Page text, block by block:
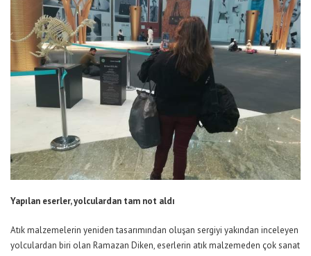
Yapılan eserler, yolculardan tam not aldı
Atık malzemelerin yeniden tasarımından oluşan sergiyi yakından inceleyen
yolculardan biri olan Ramazan Diken, eserlerin atık malzemeden çok sanat